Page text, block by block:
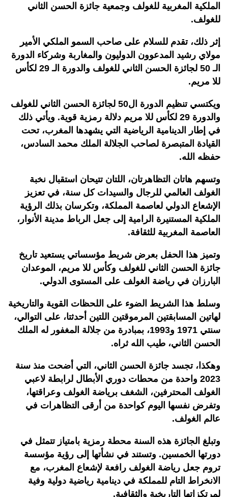
الملكية المغربية للغولف وجمعية جائزة الحسن الثاني
للغولف.
إثر ذلك، تقدم للسلام على صاحب السمو الملكي الأمير
مولاي رشيد المدعوون الدوليون والمغاربة وشركاء الدورة
الـ 50 لجائزة الحسن الثاني للغولف والدورة الـ 29 لكأس
للا مريم.
ويكتسي تنظيم الدورة ال50 لجائزة الحسن الثاني للغولف
والدورة 29 لكأس للا مريم دلالة رمزية قوية. ويأتي ذلك
في إطار الدينامية الرياضية التي يشهدها المغرب، تحت
القيادة المتبصرة لصاحب الجلالة الملك محمد السادس،
حفظه الله.
وتسهم هاتان التظاهرتان، اللتان تتيحان استقبال نخبة
الغولف العالمي للرجال والسيدات كل سنة، في تعزيز
الإشعاع الدولي لعاصمة المملكة، وتكرسان بذلك الرؤية
الملكية المستنيرة الرامية إلى جعل الرباط مدينة الأنوار،
العاصمة المغربية للثقافة.
وتميز هذا الحفل بعرض شريط مؤسساتي يستعيد تاريخ
جائزة الحسن الثاني للغولف وكأس للا مريم، الموعدان
البارزان في رياضة الغولف على المستوى الدولي.
وسلط هذا الشريط الضوء على اللحظات القوية والتاريخية
لهاتين المسابقتين المرموقتين اللتين أحدثتا، على التوالي،
سنتي 1971 و1993، بمبادرة من جلالة المغفور له الملك
الحسن الثاني، طيب الله ثراه.
وهكذا، تجسد جائزة الحسن الثاني، التي أضحت منذ سنة
2023 واحدة من محطات دوري الأبطال لرابطة لاعبي
الغولف المحترفين، الشغف برياضة الغولف وعراقتها،
وتفرض نفسها اليوم كواحدة من أرقى التظاهرات في
عالم الغولف.
وتبلغ الجائزة هذه السنة محطة رمزية بامتياز تتمثل في
دورتها الخمسين. وتستند في نشأتها إلى رؤية مؤسسة
تروم جعل رياضة الغولف رافعة لإشعاع المغرب، مع
الانخراط التام للمملكة في دينامية رياضية دولية وفية
لمرتكزاتها التاريخية والثقافية.